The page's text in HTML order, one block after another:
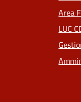
Area
LUC